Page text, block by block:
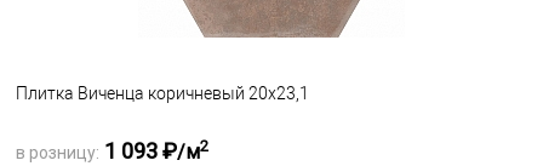
Плитка Виченца коричневый 20х23,1
в розницу: 1 093 ₽/м2